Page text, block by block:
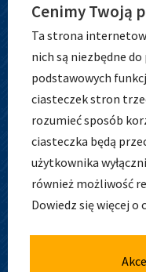
Zespół
ul.
51-004
tel. 71 798 44 28
Cenimy Twoją
Ta strona
nich są niezbędne do
podstawowych
ciasteczek stron
rozumieć sposób
ciasteczka będą
użytkownika
również możliwość
Dowiedz się więcej o